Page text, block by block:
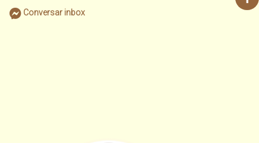
Conversar inbox